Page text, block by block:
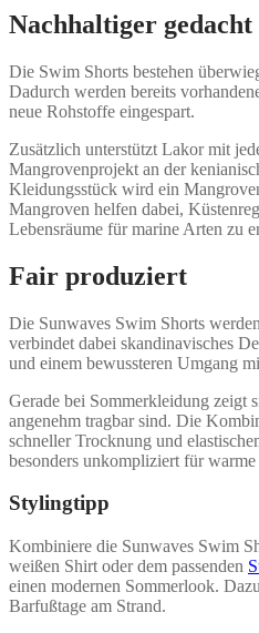
Nachhaltiger gedacht
Die Swim Shorts bestehen
Dadurch werden bereits
neue Rohstoffe eingespart.
Zusätzlich unterstützt Lakor mit
Mangrovenprojekt an der
Kleidungsstück wird ein
Mangroven helfen dabei,
Lebensräume für marine Arten zu
Fair produziert
Die Sunwaves Swim Shorts
verbindet dabei skandinavisches
und einem bewussteren Umgang
Gerade bei Sommerkleidung zeigt
angenehm tragbar sind. Die
schneller Trocknung und
besonders unkompliziert für warme
Stylingtipp
Kombiniere die Sunwaves Swim
weißen Shirt oder dem passenden
einen modernen Sommerlook.
Barfußtage am Strand.